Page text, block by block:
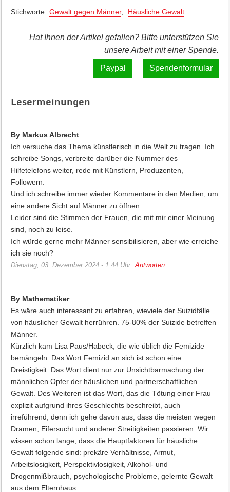
Stichworte: Gewalt gegen Männer, Häusliche Gewalt
Hat Ihnen der Artikel gefallen? Bitte unterstützen Sie
unsere Arbeit mit einer Spende.
Spendenformular
Lesermeinungen
By Markus Albrecht
Ich versuche das Thema künstlerisch in die Welt zu tragen. Ich
schreibe Songs, verbreite darüber die Nummer des
Hilfetelefons weiter, rede mit Künstlern, Produzenten,
Followern.
Und ich schreibe immer wieder Kommentare in den Medien, um
eine andere Sicht auf Männer zu öffnen.
Leider sind die Stimmen der Frauen, die mit mir einer Meinung
sind, noch zu leise.
Ich würde gerne mehr Männer sensibilisieren, aber wie erreiche
ich sie noch?
Dienstag, 03. Dezember 2024 - 1:44 Uhr Antworten
By Mathematiker
Es wäre auch interessant zu erfahren, wieviele der Suizidfälle
von häuslicher Gewalt herrühren. 75-80% der Suizide betreffen
Männer.
Kürzlich kam Lisa Paus/Habeck, die wie üblich die Femizide
bemängeln. Das Wort Femizid an sich ist schon eine
Dreistigkeit. Das Wort dient nur zur Unsichtbarmachung der
männlichen Opfer der häuslichen und partnerschaftlichen
Gewalt. Des Weiteren ist das Wort, das die Tötung einer Frau
explizit aufgrund ihres Geschlechts beschreibt, auch
irreführend, denn ich gehe davon aus, dass die meisten wegen
Dramen, Eifersucht und anderer Streitigkeiten passieren. Wir
wissen schon lange, dass die Hauptfaktoren für häusliche
Gewalt folgende sind: prekäre Verhältnisse, Armut,
Arbeitslosigkeit, Perspektivlosigkeit, Alkohol- und
Drogenmißbrauch, psychologische Probleme, gelernte Gewalt
aus dem Elternhaus.